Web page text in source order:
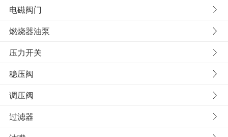
电磁阀门
燃烧器油泵
压力开关
稳压阀
调压阀
过滤器